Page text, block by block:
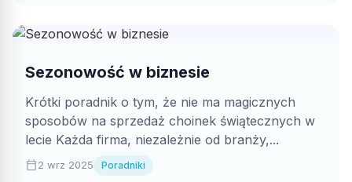
Sezonowość w biznesie
Krótki poradnik o tym, że nie ma magicznych
sposobów na sprzedaż choinek świątecznych w
lecie Każda firma, niezależnie od branży,...
calendar_today2 wrz 2025 Poradniki